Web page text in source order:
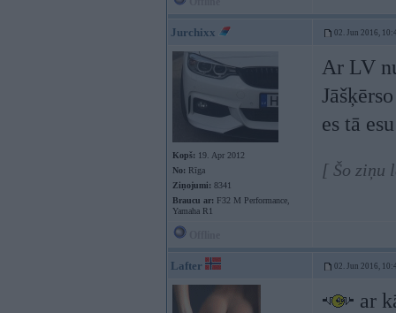
Jurchixx 02. Jun 2016,
Kopš: 19. Apr 2012
No: Rīga
Ziņojumi: 8341
Braucu ar: F32 M Performance,
Yamaha R1
Ar LV
es tā
[ Šo ziņu
Lafter 02. Jun 2016,
ar